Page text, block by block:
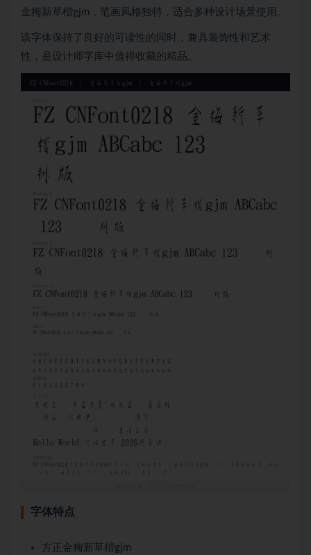
金梅新草楷gjm，笔画风格独特，适合多种设计场景使用。
该字体保持了良好的可读性的同时，兼具装饰性和艺术
性，是设计师字库中值得收藏的精品。
字体特点
方正金梅新草楷gjm